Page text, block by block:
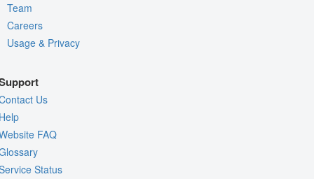
View
Controls Help
Assembly Symmetry
Export Models
Team
Careers
Usage & Privacy
Us
FAQ
Status